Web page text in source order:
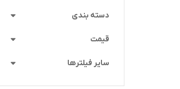
دسته بندی
قیمت
سایر فیلترها